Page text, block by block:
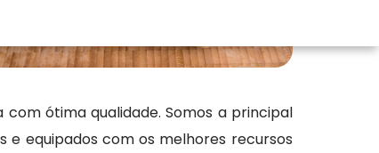
com ótima qualidade. Somos a principal
equipados com os melhores recursos